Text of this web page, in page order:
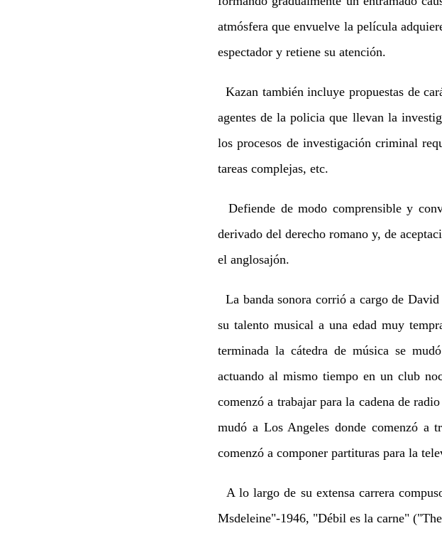
atmósfera que envuelve la película
espectador y retiene su atención.
Kazan también incluye propuestas de
agentes de la policia que llevan la
los procesos de investigación criminal
tareas complejas, etc.
Defiende de modo comprensible y
derivado del derecho romano y, de
el anglosajón.
La banda sonora corrió a cargo de
su talento musical a una edad muy
terminada la cátedra de música se
actuando al mismo tiempo en un club
comenzó a trabajar para la cadena de
mudó a Los Angeles donde comenzó a
comenzó a componer partituras para la
A lo largo de su extensa carrera
Msdeleine"-1946, "Débil es la carne"